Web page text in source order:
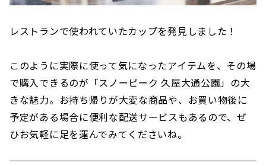
レストランで使われていたカップを発見しました！
このように実際に使って気になったアイテムを、その場
で購入できるのが「スノーピーク 久屋大通公園」の大
きな魅力。お持ち帰りが大変な商品や、お買い物後に
予定がある場合に便利な配送サービスもあるので、ぜ
ひお気軽に足を運んでみてくださいね。